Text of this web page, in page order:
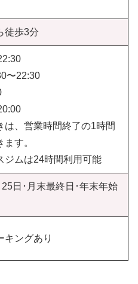
徒歩3分
〜22:30
、営業時間終了の1時間
す。
ムは24時間利用可能
日･月末最終日･年末年始
キングあり